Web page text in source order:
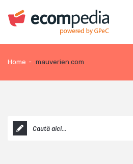
Home - mauverien.com